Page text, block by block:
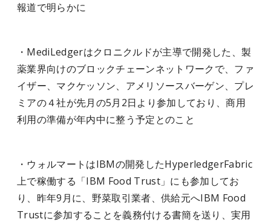
報道で明らかに
・MediLedgerはクロニクルドが主導で開発した、製
薬業界向けのブロックチェーンネットワークで、ファ
イザー、マクケッソン、アメリソースバーゲン、プレ
ミアの４社が先月の5月2日より参加しており、商用
利用の準備が年内中に整う予定とのこと
・ウォルマートはIBMの開発したHyperledgerFabric
上で稼働する「IBM Food Trust」にも参加してお
り、昨年9月に、野菜取引業者、供給元へIBM Food
Trustに参加することを義務付ける書簡を送り、実用